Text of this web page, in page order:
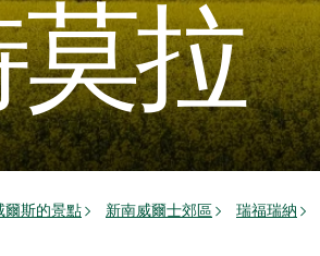
莫拉
爾斯的景點 新南威爾士郊區 瑞福瑞納